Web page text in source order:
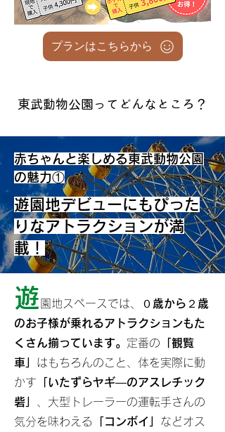
プランはこちらから
​東武動物公園ってどんなところ？
赤ちゃんと楽しめる東武動物公園
の魅力①
遊園地デビューにもぴった
りなアトラクションが満
載！
遊 園地スペースでは、
０歳から２歳
のお子様が乗れるアトラクションもた
くさん揃っています。 定番の 「観覧
車」 はもちろんのこと、体を実際に動
かす 「いたずらヤギ―のアスレチック
砦」
、大型トレーラーの運転手さんの
気分を味わえる 「コンボイ」 などオス